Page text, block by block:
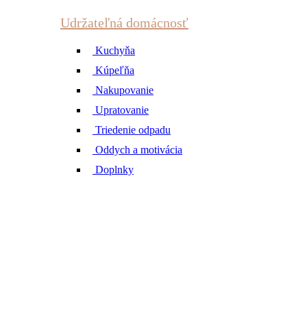
Udržateľná domácnosť
Kuchyňa
Kúpeľňa
Nakupovanie
Upratovanie
Triedenie odpadu
Oddych a motivácia
Doplnky